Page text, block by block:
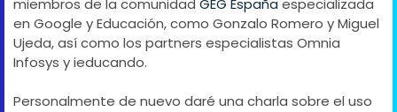
miembros de la comunidad GEG España especializada
en Google y Educación, como Gonzalo Romero y Miguel
Ujeda, así como los partners especialistas Omnia
Infosys y ieducando.
Personalmente de nuevo daré una charla sobre el uso